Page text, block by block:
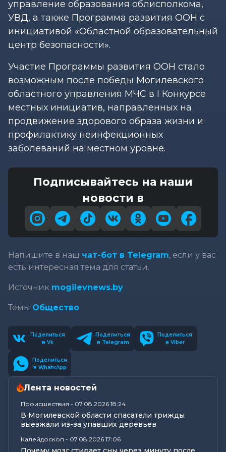
управление образования облисполкома,
УВД, а также Программа развития ООН с
инициативой «Областной образовательный
центр безопасности».
Участие Программы развития ООН стало
возможным после победы Могилевского
областного управления МЧС в I Конкурсе
местных инициатив, направленных на
продвижение здорового образа жизни и
профилактику неинфекционных
заболеваний на местном уровне.
Подписывайтесь на наши
новости в
Напишите в наш чат-бот в Telegram, если у вас
есть интересная тема для статьи.
Источник mogilevnews.by
Темы Общество
Поделиться
в Vk
Поделиться
в Telegram
Поделиться
в Viber
Поделиться
в WhatsApp
Лента новостей
Происшествия - 07.08.2026 18:24
В Могилевской области спасатели трижды
выезжали из-за упавших деревьев
Калейдоскоп - 07.08.2026 17:06